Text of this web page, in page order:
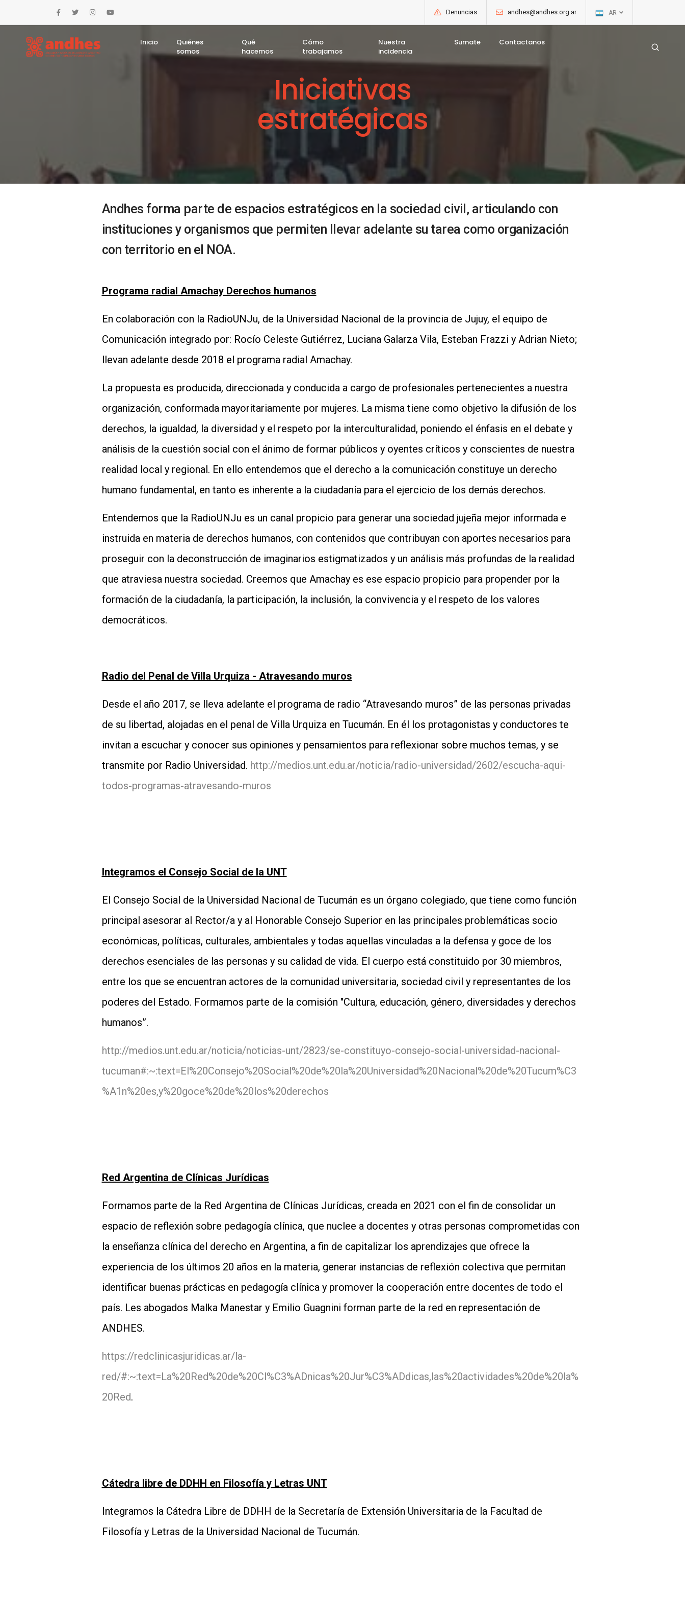
Denuncias andhes@andhes.org.ar AR
Inicio
Quiénes
somos
Qué
hacemos
Cómo
trabajamos
Nuestra
incidencia
Sumate Contactanos
Iniciativas
estratégicas
Andhes forma parte de espacios estratégicos en la sociedad civil, articulando con
instituciones y organismos que permiten llevar adelante su tarea como organización
con territorio en el NOA.
Programa radial Amachay Derechos humanos
En colaboración con la RadioUNJu, de la Universidad Nacional de la provincia de Jujuy, el equipo de
Comunicación integrado por: Rocío Celeste Gutiérrez, Luciana Galarza Vila, Esteban Frazzi y Adrian Nieto;
llevan adelante desde 2018 el programa radial Amachay.
La propuesta es producida, direccionada y conducida a cargo de profesionales pertenecientes a nuestra
organización, conformada mayoritariamente por mujeres. La misma tiene como objetivo la difusión de los
derechos, la igualdad, la diversidad y el respeto por la interculturalidad, poniendo el énfasis en el debate y
análisis de la cuestión social con el ánimo de formar públicos y oyentes críticos y conscientes de nuestra
realidad local y regional. En ello entendemos que el derecho a la comunicación constituye un derecho
humano fundamental, en tanto es inherente a la ciudadanía para el ejercicio de los demás derechos.
Entendemos que la RadioUNJu es un canal propicio para generar una sociedad jujeña mejor informada e
instruida en materia de derechos humanos, con contenidos que contribuyan con aportes necesarios para
proseguir con la deconstrucción de imaginarios estigmatizados y un análisis más profundas de la realidad
que atraviesa nuestra sociedad. Creemos que Amachay es ese espacio propicio para propender por la
formación de la ciudadanía, la participación, la inclusión, la convivencia y el respeto de los valores
democráticos.
Radio del Penal de Villa Urquiza - Atravesando muros
Desde el año 2017, se lleva adelante el programa de radio “Atravesando muros” de las personas privadas
de su libertad, alojadas en el penal de Villa Urquiza en Tucumán. En él los protagonistas y conductores te
invitan a escuchar y conocer sus opiniones y pensamientos para reflexionar sobre muchos temas, y se
transmite por Radio Universidad. http://medios.unt.edu.ar/noticia/radio-universidad/2602/escucha-aqui-
todos-programas-atravesando-muros
Integramos el Consejo Social de la UNT
El Consejo Social de la Universidad Nacional de Tucumán es un órgano colegiado, que tiene como función
principal asesorar al Rector/a y al Honorable Consejo Superior en las principales problemáticas socio
económicas, políticas, culturales, ambientales y todas aquellas vinculadas a la defensa y goce de los
derechos esenciales de las personas y su calidad de vida. El cuerpo está constituido por 30 miembros,
entre los que se encuentran actores de la comunidad universitaria, sociedad civil y representantes de los
poderes del Estado. Formamos parte de la comisión "Cultura, educación, género, diversidades y derechos
humanos”.
http://medios.unt.edu.ar/noticia/noticias-unt/2823/se-constituyo-consejo-social-universidad-nacional-
tucuman#:~:text=El%20Consejo%20Social%20de%20la%20Universidad%20Nacional%20de%20Tucum%C3
%A1n%20es,y%20goce%20de%20los%20derechos
Red Argentina de Clínicas Jurídicas
Formamos parte de la Red Argentina de Clínicas Jurídicas, creada en 2021 con el fin de consolidar un
espacio de reflexión sobre pedagogía clínica, que nuclee a docentes y otras personas comprometidas con
la enseñanza clínica del derecho en Argentina, a fin de capitalizar los aprendizajes que ofrece la
experiencia de los últimos 20 años en la materia, generar instancias de reflexión colectiva que permitan
identificar buenas prácticas en pedagogía clínica y promover la cooperación entre docentes de todo el
país. Les abogados Malka Manestar y Emilio Guagnini forman parte de la red en representación de
ANDHES.
https://redclinicasjuridicas.ar/la-
red/#:~:text=La%20Red%20de%20Cl%C3%ADnicas%20Jur%C3%ADdicas,las%20actividades%20de%20la%
20Red.
Cátedra libre de DDHH en Filosofía y Letras UNT
Integramos la Cátedra Libre de DDHH de la Secretaría de Extensión Universitaria de la Facultad de
Filosofía y Letras de la Universidad Nacional de Tucumán.